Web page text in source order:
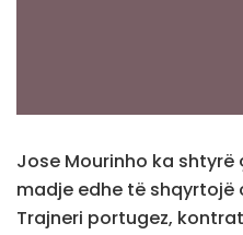
Jose Mourinho ka
madje edhe të shqyrtojë
Trajneri portugez,